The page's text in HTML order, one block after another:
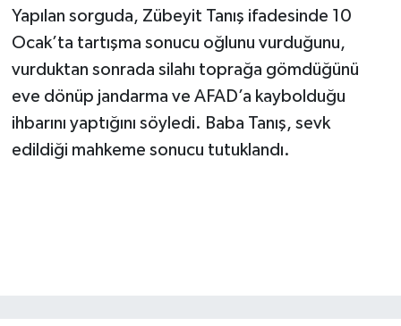
Yapılan sorguda, Zübeyit Tanış ifadesinde 10
Ocak’ta tartışma sonucu oğlunu vurduğunu,
vurduktan sonrada silahı toprağa gömdüğünü
eve dönüp jandarma ve AFAD’a kaybolduğu
ihbarını yaptığını söyledi. Baba Tanış, sevk
edildiği mahkeme sonucu tutuklandı.
BİLİM TEKNOLOJİ
ASAYİŞ
SEÇİM 2015
ÇEVRE